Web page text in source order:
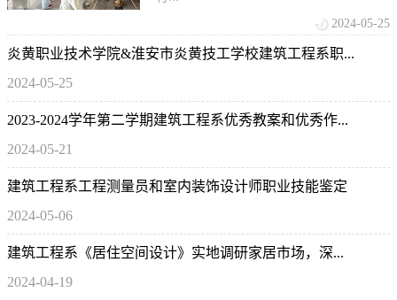
2024-05-25
炎黄职业技术学院&淮安市炎黄技工学校建筑工程系职...
2024-05-25
2023-2024学年第二学期建筑工程系优秀教案和优秀作...
2024-05-21
建筑工程系工程测量员和室内装饰设计师职业技能鉴定
2024-05-06
建筑工程系《居住空间设计》实地调研家居市场，深...
2024-04-19